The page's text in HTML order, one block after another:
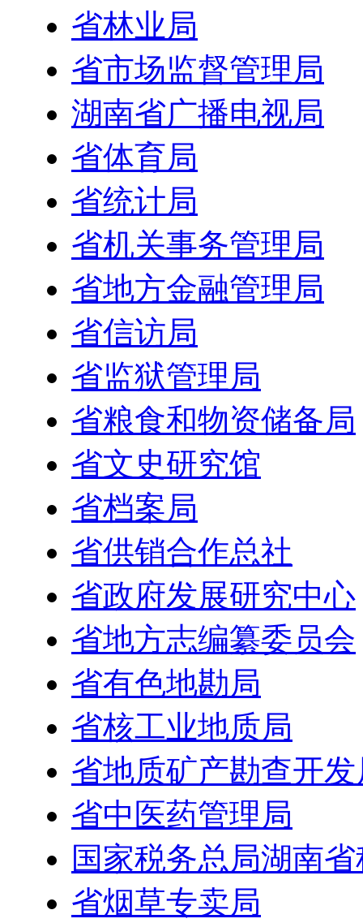
省林业局
省市场监督管理局
湖南省广播电视局
省体育局
省统计局
省机关事务管理局
省地方金融管理局
省信访局
省监狱管理局
省粮食和物资储备局
省文史研究馆
省档案局
省供销合作总社
省政府发展研究中心
省地方志编纂委员会
省有色地勘局
省核工业地质局
省地质矿产勘查开发
省中医药管理局
国家税务总局湖南
省烟草专卖局